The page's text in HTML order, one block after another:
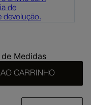
de Medidas
CARRINHO